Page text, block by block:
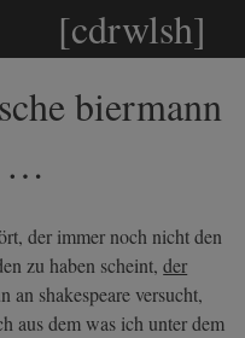
[cdrwlsh]
biermann
…
der immer noch nicht den
zu haben scheint,der
an shakespeare versucht,
aus dem was ich unter dem